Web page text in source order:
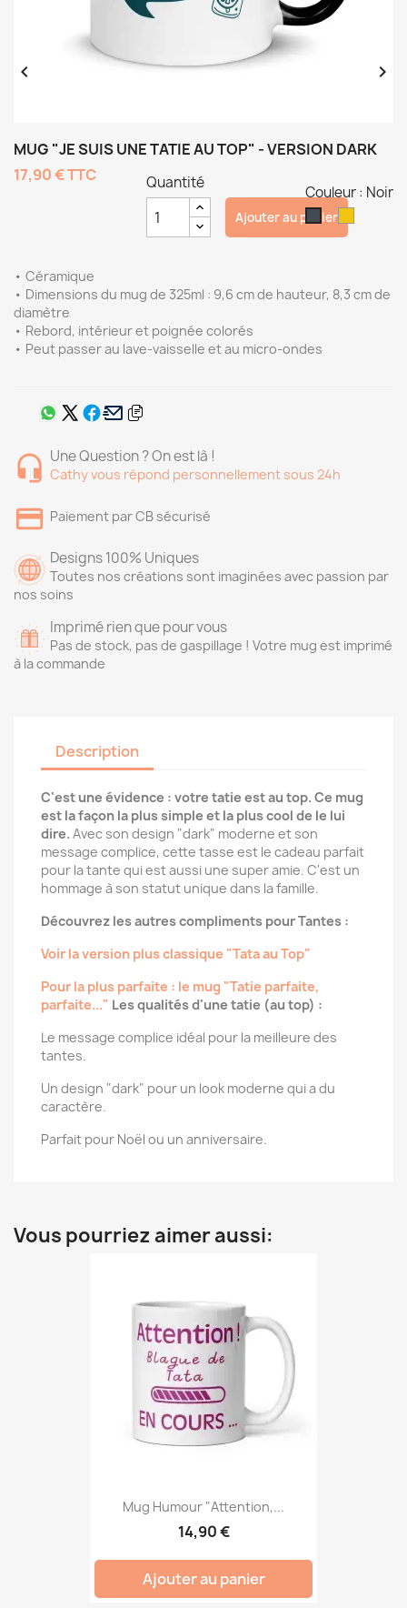
 
MUG "JE SUIS UNE TATIE AU TOP" - VERSION DARK
17,90 €TTC
• Céramique
• Dimensions du mug de 325ml : 9,6 cm de hauteur, 8,3 cm de
diamètre
• Rebord, intérieur et poignée colorés
• Peut passer au lave-vaisselle et au micro-ondes
Couleur : Noir
Noir
Quantité
Ajouter au panier
Une Question ? On est là !
Cathy vous répond personnellement sous 24h
Paiement par CB sécurisé
Designs 100% Uniques
Toutes nos créations sont imaginées avec passion par
nos soins
Imprimé rien que pour vous
Pas de stock, pas de gaspillage ! Votre mug est imprimé
à la commande
Description
C'est une évidence : votre tatie est au top. Ce mug
est la façon la plus simple et la plus cool de le lui
dire. Avec son design "dark" moderne et son
message complice, cette tasse est le cadeau parfait
pour la tante qui est aussi une super amie. C'est un
hommage à son statut unique dans la famille.
Découvrez les autres compliments pour Tantes :
Voir la version plus classique "Tata au Top"
Pour la plus parfaite : le mug "Tatie parfaite,
parfaite..." Les qualités d'une tatie (au top) :
Le message complice idéal pour la meilleure des
tantes.
Un design "dark" pour un look moderne qui a du
caractère.
Parfait pour Noël ou un anniversaire.
Vous pourriez aimer aussi:
Mug Humour "Attention,...
14,90 €
Ajouter au panier